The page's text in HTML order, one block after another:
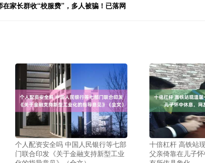
家长群收“校服费”，多人被骗！已落网
个人配资安全吗 中国人民银行等七部
门联合印发《关于金融支持新型工业
十倍杠杆 高铁站
父亲倚靠在儿子